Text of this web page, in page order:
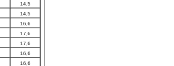
14,5
14,5
16,6
17,6
17,6
16,6
16,6